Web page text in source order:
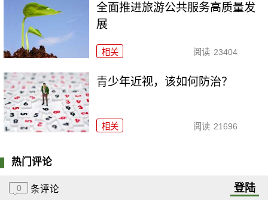
全面推进旅游公共服务高质量发
展
相关 阅读 23404
青少年近视，该如何防治？
相关 阅读 21696
热门评论
0 条评论 登陆